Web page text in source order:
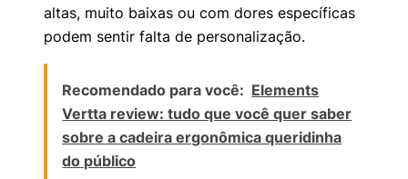
altas, muito baixas ou com dores específicas
podem sentir falta de personalização.
Recomendado para você: Elements
Vertta review: tudo que você quer saber
sobre a cadeira ergonômica queridinha
do público